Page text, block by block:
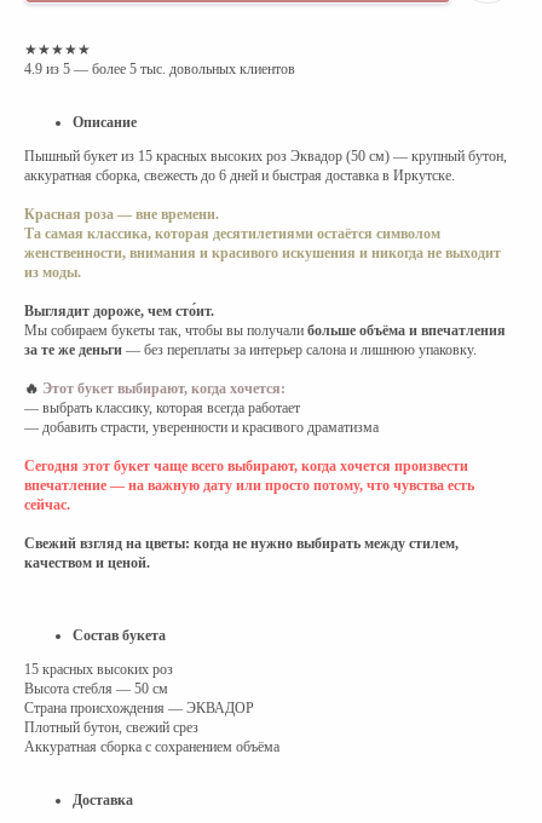
★★★★★
4.9 из 5 — более 5 тыс. довольных клиентов
Описание
Пышный букет из 15 красных высоких роз Эквадор (50 см) — крупный бутон,
аккуратная сборка, свежесть до 6 дней и быстрая доставка в Иркутске.
Красная роза — вне времени.
Та самая классика, которая десятилетиями остаётся символом
женственности, внимания и красивого искушения и никогда не выходит
из моды.
Выглядит дороже, чем сто́ит.
Мы собираем букеты так, чтобы вы получали больше объёма и впечатления
за те же деньги — без переплаты за интерьер салона и лишнюю упаковку.
🔥 Этот букет выбирают, когда хочется:
— выбрать классику, которая всегда работает
— добавить страсти, уверенности и красивого драматизма
Сегодня этот букет чаще всего выбирают, когда хочется произвести
впечатление — на важную дату или просто потому, что чувства есть
сейчас.
Свежий взгляд на цветы: когда не нужно выбирать между стилем,
качеством и ценой.
Состав букета
15 красных высоких роз
Высота стебля — 50 см
Страна происхождения — ЭКВАДОР
Плотный бутон, свежий срез
Аккуратная сборка с сохранением объёма
Доставка